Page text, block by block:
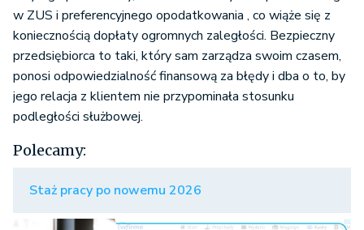
w ZUS i preferencyjnego opodatkowania , co wiąże się z
koniecznością dopłaty ogromnych zaległości. Bezpieczny
przedsiębiorca to taki, który sam zarządza swoim czasem,
ponosi odpowiedzialność finansową za błędy i dba o to, by
jego relacja z klientem nie przypominała stosunku
podległości służbowej.
Polecamy:
Staż pracy po nowemu 2026